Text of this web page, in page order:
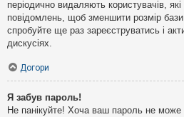
періодично видаляють користувачів,
повідомлень, щоб зменшити розмір
спробуйте ще раз зареєструватись і
дискусіях.
Догори
Я забув пароль!
Не панікуйте! Хоча ваш пароль не може